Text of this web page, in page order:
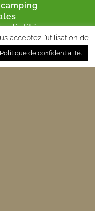
- © 2026
acceptez l’utilisation de
Politique de confidentialité.